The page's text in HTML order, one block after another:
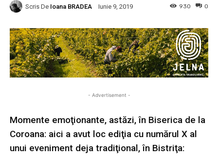
Scris De Ioana BRADEA Iunie 9, 2019 0
930
- Advertisement -
Momente emoţionante, astăzi, în Biserica de la
Coroana: aici a avut loc ediţia cu numărul X al
unui eveniment deja tradiţional, în Bistriţa: